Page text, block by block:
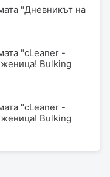
"Дневникът на
"сLеаnеr -
Bulking
"сLеаnеr -
Bulking